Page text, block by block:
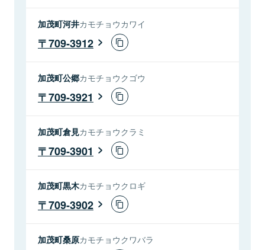
加茂町河井カモチョウカワイ
709-3912
加茂町公郷カモチョウクゴウ
709-3921
加茂町倉見カモチョウクラミ
709-3901
加茂町黒木カモチョウクロギ
709-3902
加茂町桑原カモチョウクワバラ